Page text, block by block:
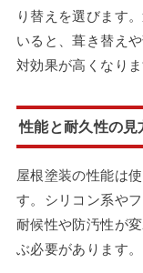
り替えを選びます
いると、葺き替え
対効果が高くなりま
性能と耐久性の見
屋根塗装の性能は
す。シリコン系や
耐候性や防汚性が
ぶ必要があります。